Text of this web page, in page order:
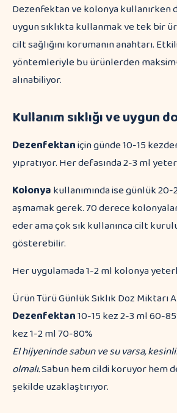
Dezenfektan ve kolonya kullanırken
uygun sıklıkta kullanmak ve tek bir
cilt sağlığını korumanın anahtarı.
yöntemleriyle bu ürünlerden
alınabiliyor.
Kullanım sıklığı ve uygun
Dezenfektaniçin günde 10-15
yıpratıyor. Her defasında 2-3 ml
Kolonyakullanımında ise günlük 20-
aşmamak gerek. 70 derece
eder ama çok sık kullanınca cilt
gösterebilir.
Her uygulamada 1-2 ml kolonya
Ürün Türü Günlük Sıklık Doz Miktarı
Dezenfektan10-15 kez 2-3 ml 60-
kez 1-2 ml 70-80%
El hijyeninde sabun ve su varsa,
olmalı.Sabun hem cildi koruyor hem
şekilde uzaklaştırıyor.